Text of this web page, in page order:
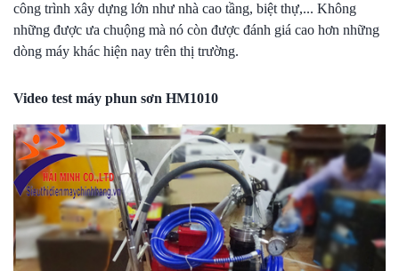
công trình xây dựng lớn như nhà cao tầng, biệt thự,... Không
những được ưa chuộng mà nó còn được đánh giá cao hơn những
dòng máy khác hiện nay trên thị trường.
Video test máy phun sơn HM1010